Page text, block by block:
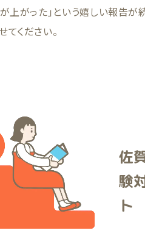
上がった」という嬉しい報告が
ください。
佐
験
ト